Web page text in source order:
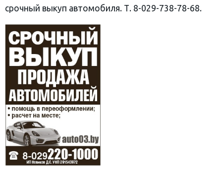
срочный выкуп автомобиля. Т. 8-029-738-78-68.